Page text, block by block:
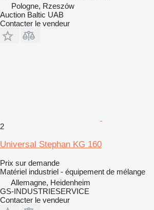
Pologne, Rzeszów
Auction Baltic UAB
Contacter le vendeur
2
Universal Stephan KG 160
Prix sur demande
Matériel industriel - équipement de mélange
Allemagne, Heidenheim
GS-INDUSTRIESERVICE
Contacter le vendeur